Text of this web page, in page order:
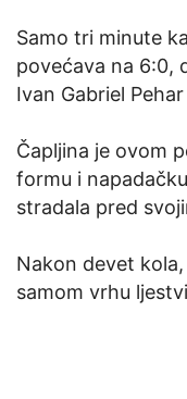
Samo tri minute
povećava na 6:0,
Ivan Gabriel
Čapljina je ovom
formu i
stradala pred
Nakon devet
samom vrhu